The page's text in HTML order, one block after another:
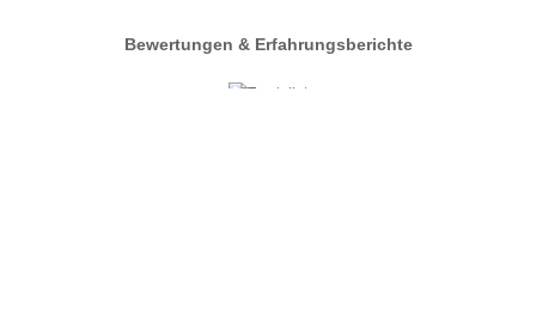
Bewertungen & Erfahrungsberichte